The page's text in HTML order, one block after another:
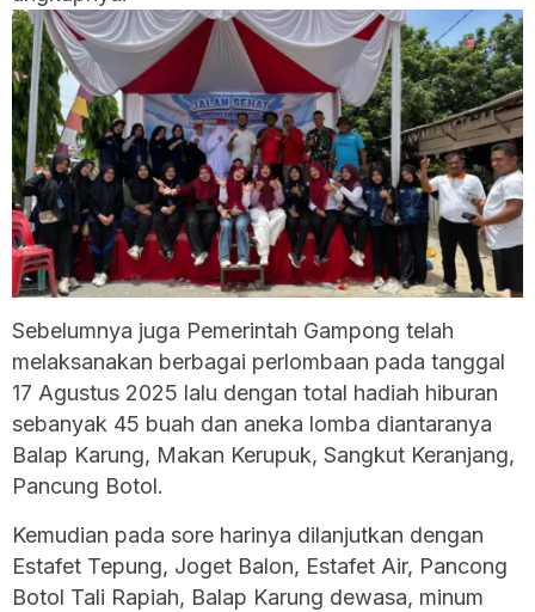
Sebelumnya juga Pemerintah Gampong telah
melaksanakan berbagai perlombaan pada tanggal
17 Agustus 2025 lalu dengan total hadiah hiburan
sebanyak 45 buah dan aneka lomba diantaranya
Balap Karung, Makan Kerupuk, Sangkut Keranjang,
Pancung Botol.
Kemudian pada sore harinya dilanjutkan dengan
Estafet Tepung, Joget Balon, Estafet Air, Pancong
Botol Tali Rapiah, Balap Karung dewasa, minum